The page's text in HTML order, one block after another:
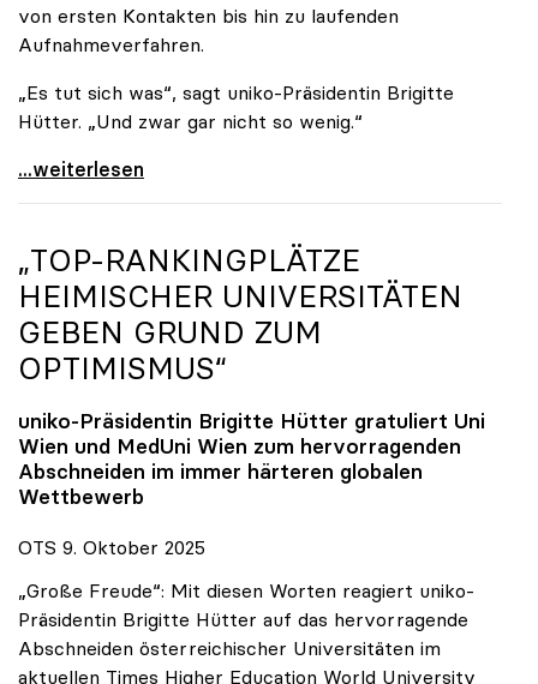
von ersten Kontakten bis hin zu laufenden
Aufnahmeverfahren.
„Es tut sich was“, sagt uniko-Präsidentin Brigitte
Hütter. „Und zwar gar nicht so wenig.“
Reges Interesse von US-Forscher:innen an
...weiterlesen
„TOP-RANKINGPLÄTZE
HEIMISCHER UNIVERSITÄTEN
GEBEN GRUND ZUM
OPTIMISMUS“
uniko-Präsidentin Brigitte Hütter gratuliert Uni
Wien und MedUni Wien zum hervorragenden
Abschneiden im immer härteren globalen
Wettbewerb
OTS 9. Oktober 2025
„Große Freude“: Mit diesen Worten reagiert uniko-
Präsidentin Brigitte Hütter auf das hervorragende
Abschneiden österreichischer Universitäten im
aktuellen Times Higher Education World University